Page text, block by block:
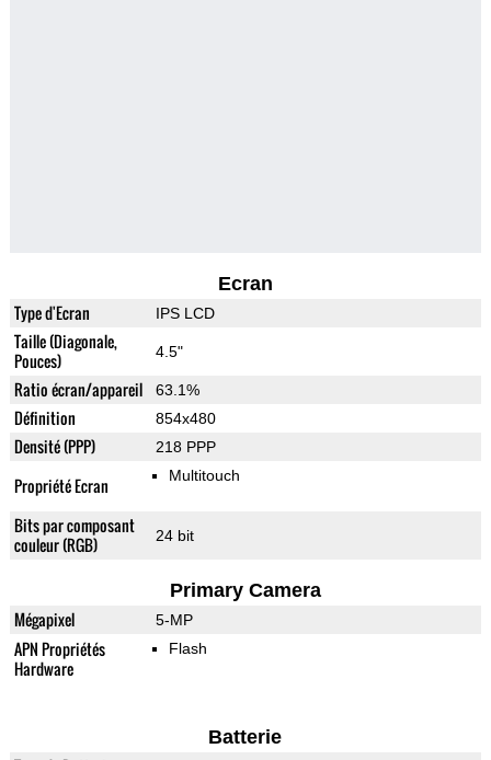
Ecran
Type d'Ecran IPS LCD
Taille (Diagonale,
Pouces)
4.5"
Ratio écran/appareil 63.1%
Définition 854x480
Densité (PPP) 218 PPP
Propriété Ecran Multitouch
Bits par composant
couleur (RGB)
24 bit
Primary Camera
Mégapixel 5-MP
APN Propriétés
Hardware
Flash
Batterie